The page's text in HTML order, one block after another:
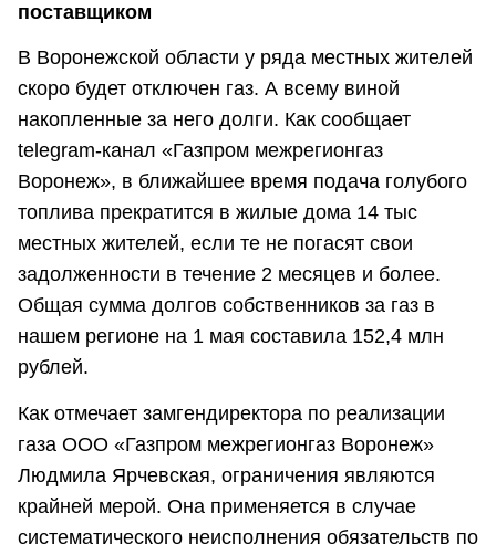
поставщиком
В Воронежской области у ряда местных жителей
скоро будет отключен газ. А всему виной
накопленные за него долги. Как сообщает
telegram-канал «Газпром межрегионгаз
Воронеж», в ближайшее время подача голубого
топлива прекратится в жилые дома 14 тыс
местных жителей, если те не погасят свои
задолженности в течение 2 месяцев и более.
Общая сумма долгов собственников за газ в
нашем регионе на 1 мая составила 152,4 млн
рублей.
Как отмечает замгендиректора по реализации
газа ООО «Газпром межрегионгаз Воронеж»
Людмила Ярчевская, ограничения являются
крайней мерой. Она применяется в случае
систематического неисполнения обязательств по